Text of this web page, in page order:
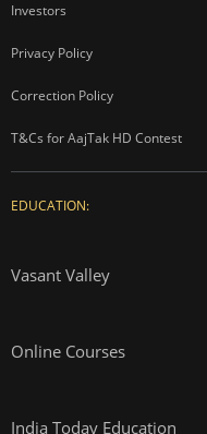
Investors
Privacy Policy
Correction Policy
T&Cs for AajTak HD Contest
EDUCATION:
Vasant Valley
Online Courses
India Today Education